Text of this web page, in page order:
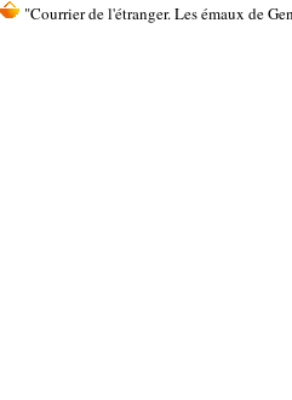
"Courrier de l'étranger. Les émaux de